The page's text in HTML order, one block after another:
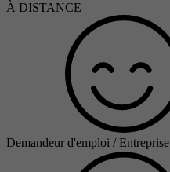
À DISTANCE
Demandeur d'emploi / Entreprise